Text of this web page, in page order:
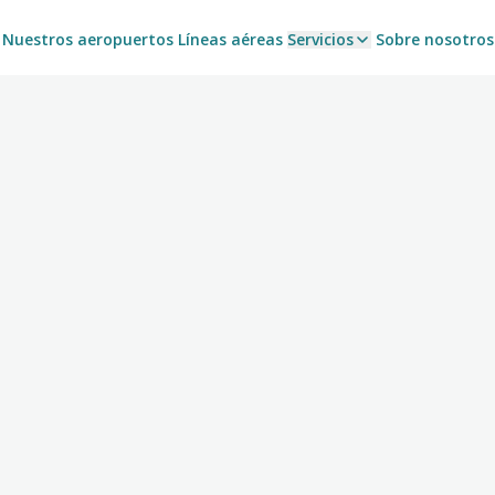
Nuestros aeropuertos Líneas aéreas Servicios Sobre nosotros